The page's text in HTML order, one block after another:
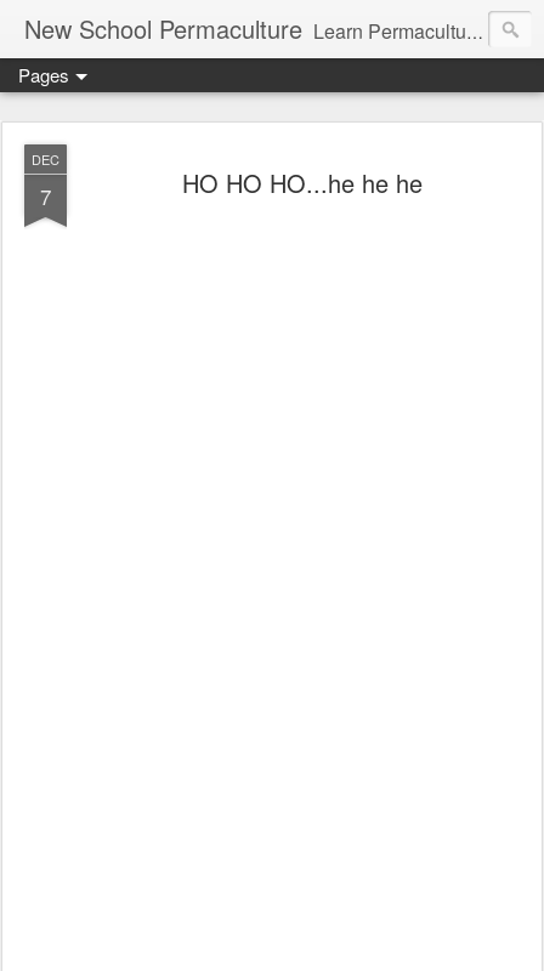
New School Permaculture Learn Permaculture Design Courses in Europe with Helder Valente, one of the original students of Bill Mollison the creator of Permaculture Design.
Pages
DEC
7 HO HO HO...he he he